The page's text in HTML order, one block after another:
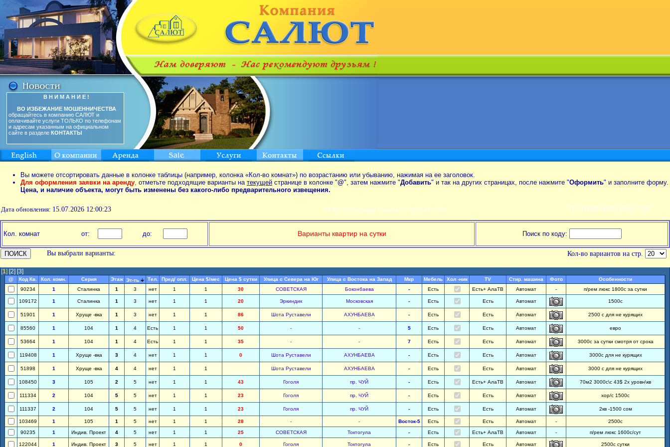
В Н И М А Н И Е !
ВО ИЗБЕЖАНИЕ МОШЕННИЧЕСТВА
обращайтесь в компанию САЛЮТ и
оплачивайте услуги ТОЛЬКО по телефонам
и адресам указанным на официальном
сайте в разделе КОНТАКТЫ
Вы можете отсортировать данные в колонке таблицы (например, колонка «Кол-во комнат») по возрастанию или убыванию, нажимая на ее заголовок.
Для оформления заявки на аренду, отметьте подходящие варианты на текущей странице в колонке "@", затем нажмите "Добавить" и так на других страницах, после нажмите "Оформить" и заполните форму.
Цена, и наличие объекта, могут быть изменены без какого-либо предварительного извещения.
Дата обновления: 15.07.2026 12:00:23 ПОИСК по аренде квартир от MIN до 550$ ПЛАНИРОВКИ КВАРТИР
Кол. комнат от: до: Варианты квартир на сутки Поиск по коду:
Вы выбрали варианты: Кол-во вариантов на стр.
[1] [2] [3]
@ Код Кв. Кол. комн. Серия Этаж Эт-ть Тел. Пред/ опл. Цена $/мес Цена $ сутки Улица с Севера на Юг Улица с Востока на Запад Мкр Мебель Хол -ник TV Стир. машина Фото
Особенности
90234
1 Сталинка 1 3 нет 1 1 30 СОВЕТСКАЯ Боконбаева - Есть Есть+ АлаТВ Автомат - п/рем люкс 1800с за сутки
109172 1 Сталинка 1 3 нет 1 1 20 Эркиндик Московская - Есть Есть Автомат 1500с
51901 1 Хруще -вка 1 3 нет 1 1 86 Шота Руставели АХУНБАЕВА - Есть Есть Автомат 2500 с для не курящих
85560 1 104 1 4 Есть 1 1 50 - - 5 Есть Есть Автомат евро
53664 1 104 1 4 Есть 1 1 35 - - 7 Есть Есть Автомат 3000с за сутки смотря от срока
119408 1 Хруще -вка 3 4 нет 1 1 0 Шота Руставели АХУНБАЕВА - Есть Есть Автомат 3000с для не курящих
51898 1 Хруще -вка 4 4 нет 1 1 Шота Руставели АХУНБАЕВА - Есть Есть Автомат 3000 с для не курящих
108450 3 105 2 5 нет 1 1 43 Гоголя пр. ЧУЙ - Есть Есть+ АлаТВ Автомат 70м2 3000с\с 43$ 2х уровн\кв
111334 2 104 5 5 нет 1 1 23 Гоголя пр. ЧУЙ - Есть Есть Автомат хор/с 1500с
111337 2 104 5 5 нет 1 1 23 Гоголя пр. ЧУЙ - Есть Есть Автомат 2кв -1500 сом
103469 1 105 1 5 нет 1 1 28 - - Восток-5 Есть Есть Автомат -
2500с
90235
1 Индив. Проект 4 5 нет 1 1 25 СОВЕТСКАЯ Токтогула - Есть Есть+ АлаТВ Автомат - п/рем люкс 1600с/сут
122044 1 Индив. Проект 3 5 нет 1 1 0 Гоголя Токтогула - Есть Есть Автомат 2500с сутки